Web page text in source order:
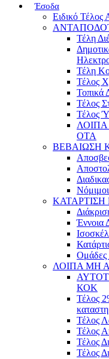
Έσοδα
Ειδικό Τέλος
Τέλη
Τέλη
Τέλος
Τοπικά
Τέλος
Τέλος
ΟΤΑ
ΒΕΒΑΙΩΣΗ
Έννοια
ΛΟΙΠΑ ΜΗ
ΚΟΚ
Τέλος
Τέλος
Τέλος
Τέλος
Τέλος